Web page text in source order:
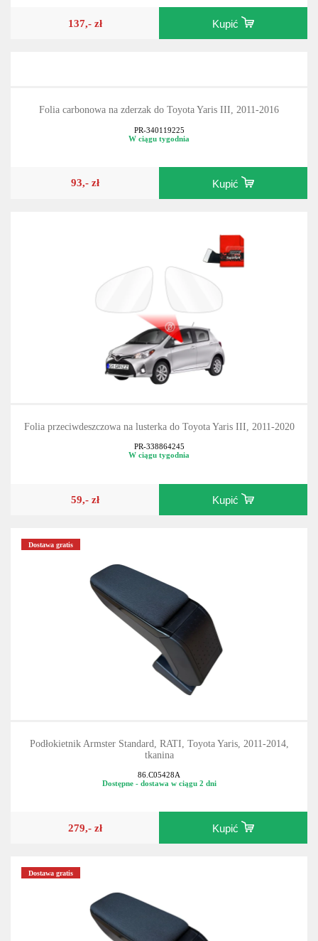
137,- zł Kupić
Folia carbonowa na zderzak do Toyota Yaris III, 2011-2016
PR-340119225
W ciągu tygodnia
93,- zł Kupić
Folia przeciwdeszczowa na lusterka do Toyota Yaris III, 2011-2020
PR-338864245
W ciągu tygodnia
59,- zł Kupić
Dostawa gratis
Podłokietnik Armster Standard, RATI, Toyota Yaris, 2011-2014,
tkanina
86.C05428A
Dostępne - dostawa w ciągu 2 dni
279,- zł Kupić
Dostawa gratis